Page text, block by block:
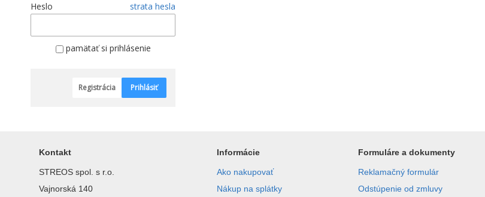
Heslo strata hesla
pamätať si prihlásenie
Registrácia Prihlásiť
Kontakt
STREOS spol. s r.o.
Vajnorská 140
Informácie
Ako nakupovať
Nákup na splátky
Formuláre a dokumenty
Reklamačný formulár
Odstúpenie od zmluvy